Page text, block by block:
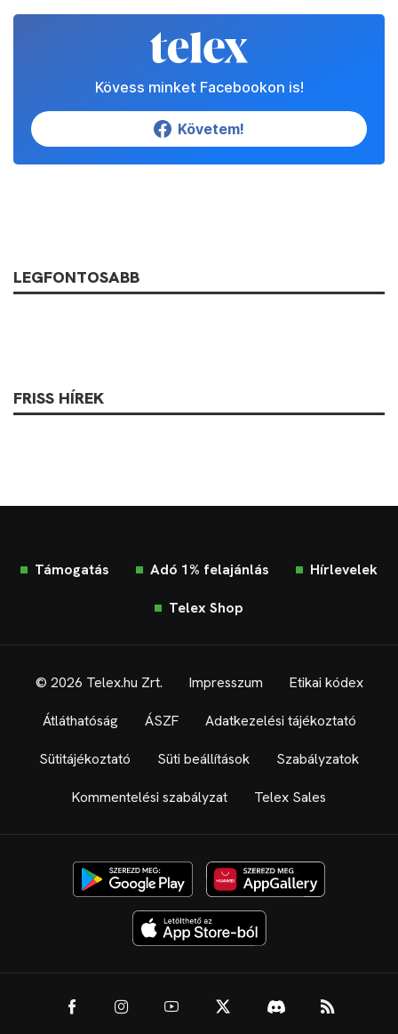
Kövess minket Facebookon is!
Követem!
LEGFONTOSABB
FRISS HÍREK
Támogatás Adó 1% felajánlás Hírlevelek
Telex Shop
© 2026 Telex.hu Zrt. Impresszum Etikai kódex
Átláthatóság ÁSZF Adatkezelési tájékoztató
Sütitájékoztató Süti beállítások Szabályzatok
Kommentelési szabályzat Telex Sales